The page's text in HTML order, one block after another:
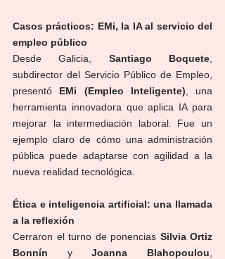
Casos prácticos: EMi, la IA al servicio del
empleo público
Desde Galicia, Santiago Boquete
subdirector del Servicio Público de Empleo,
presentó EMi (Empleo Inteligente) , una
herramienta innovadora que aplica IA para
mejorar la intermediación laboral. Fue un
ejemplo claro de cómo una administración
pública puede adaptarse con agilidad a la
nueva realidad tecnológica.
Ética e inteligencia artificial: una llamada
a la reflexión
Cerraron el turno de ponencias Silvia Ortiz
Bonnín y Joanna Blahopoulou